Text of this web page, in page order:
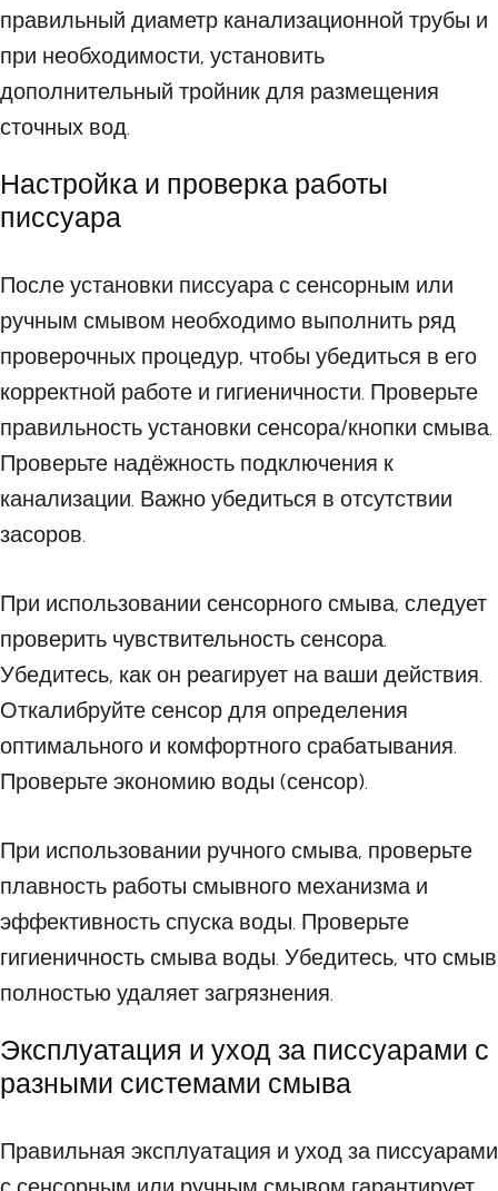
правильный диаметр канализационной трубы и
при необходимости, установить
дополнительный тройник для размещения
сточных вод.
Настройка и проверка работы
писсуара
После установки писсуара с сенсорным или
ручным смывом необходимо выполнить ряд
проверочных процедур, чтобы убедиться в его
корректной работе и гигиеничности. Проверьте
правильность установки сенсора/кнопки смыва.
Проверьте надёжность подключения к
канализации. Важно убедиться в отсутствии
засоров.
При использовании сенсорного смыва, следует
проверить чувствительность сенсора.
Убедитесь, как он реагирует на ваши действия.
Откалибруйте сенсор для определения
оптимального и комфортного срабатывания.
Проверьте экономию воды (сенсор).
При использовании ручного смыва, проверьте
плавность работы смывного механизма и
эффективность спуска воды. Проверьте
гигиеничность смыва воды. Убедитесь, что смыв
полностью удаляет загрязнения.
Эксплуатация и уход за писсуарами с
разными системами смыва
Правильная эксплуатация и уход за писсуарами